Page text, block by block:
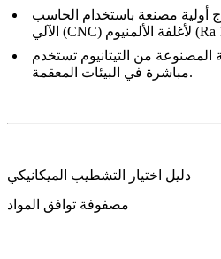
أولية مصنعة باستخدام الحاسب
المصنوعة من التيتانيوم تستخدم
مباشرة في البيئات المعقمة.
دليل اختيار التشطيب الميكانيكي
مصفوفة توافق المواد